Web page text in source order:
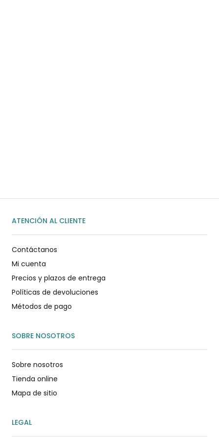
ATENCIÓN AL CLIENTE
Contáctanos
Mi cuenta
Precios y plazos de entrega
Políticas de devoluciones
Métodos de pago
SOBRE NOSOTROS
Sobre nosotros
Tienda online
Mapa de sitio
LEGAL